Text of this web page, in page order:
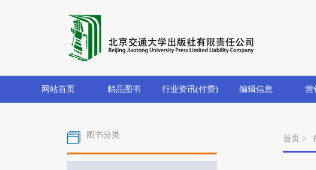
网站首页 精品图书 行业资讯(付费) 编辑信息 营
图书分类 首页 >